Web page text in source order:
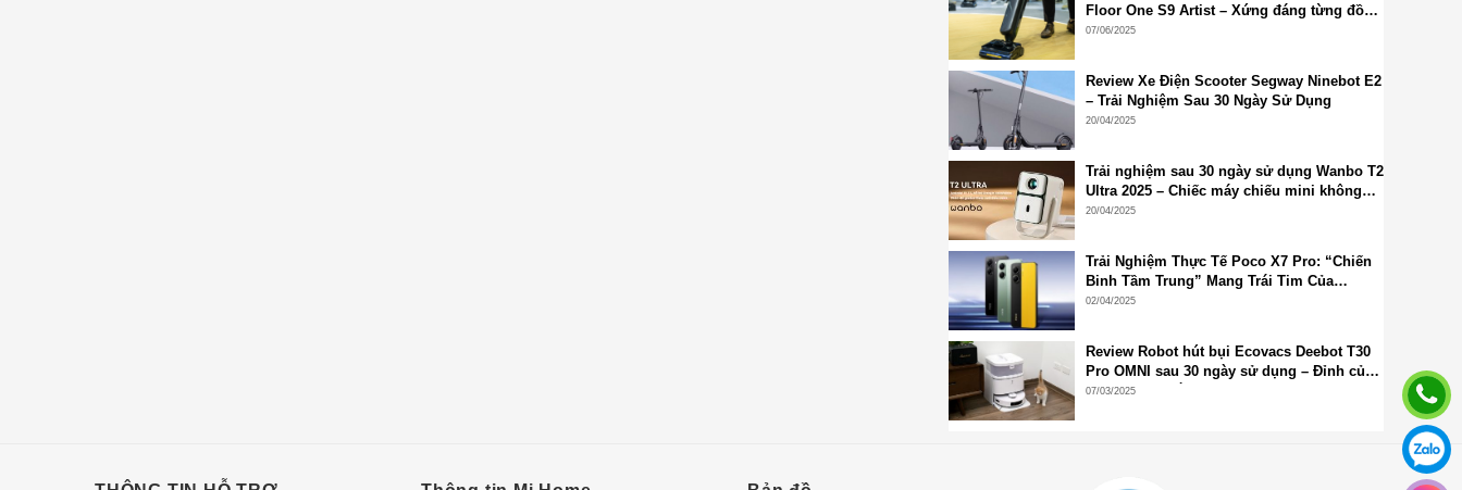
Floor One S9 Artist – Xứng đáng từng đồng
bỏ ra
07/06/2025
Review Xe Điện Scooter Segway Ninebot E2
– Trải Nghiệm Sau 30 Ngày Sử Dụng
20/04/2025
Trải nghiệm sau 30 ngày sử dụng Wanbo T2
Ultra 2025 – Chiếc máy chiếu mini không
thể thiếu cho góc giải trí tại gia
20/04/2025
Trải Nghiệm Thực Tế Poco X7 Pro: “Chiến
Binh Tầm Trung” Mang Trái Tim Của
Flagship
02/04/2025
Review Robot hút bụi Ecovacs Deebot T30
Pro OMNI sau 30 ngày sử dụng – Đỉnh của
chóp dù ra mắt đã lâu!
07/03/2025